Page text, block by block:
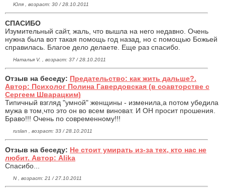
Юля , возраст: 30 / 28.10.2011
СПАСИБО
Изумительный сайт, жаль, что вышла на него недавно. Очень
нужна была вот такая помощь год назад, но с помощью Божьей
справилась. Благое дело делаете. Еще раз спасибо.
Наталья V. , возраст: 37 / 28.10.2011
Отзыв на беседу: Предательство: как жить дальше?.
Автор: Психолог Полина Гавердовская (в соавторстве с
Сергеем Шварацким)
Типичный взгляд "умной" женщины - изменила,а потом убедила
мужа в том,что это он во всем виноват. И ОН просит прошения.
Браво!!! Очень по современному!!!
ruslan , возраст: 33 / 28.10.2011
Отзыв на беседу: Не стоит умирать из-за тех, кто нас не
любит. Автор: Alika
Спасибо...
N , возраст: 21 / 27.10.2011